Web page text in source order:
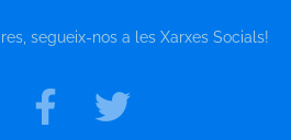
segueix-nos a les Xarxes Socials!